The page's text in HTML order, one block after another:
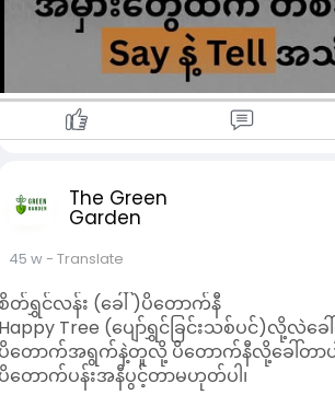
လူ" တစ်ယောက်ယောက် ပါနေရင် TELL ကိုသာ
ကွက်လပ်ရဲ့နောက်မှာ that, "..." တို့လို "ပြေ
င် SAY ကိုသာ ရွေးချယ်ပါ။
ပမာ:
told me he was busy.
ကွက်လပ်နောက်မှာ me ဆိုတဲ့ "လူ" ပါတဲ့အတွ
said that he was busy.
ကွက်လပ်နောက်မှာ that ဆိုတဲ့ "စကား" ပဲ
The Green
Garden
45 w- Translate
တ်ရွှင်လန်း (ခေါ် )ပိတောက်နီ
Tree (ပျော်ရွှင်ခြင်းသစ်ပင်)လို့လဲခေ
တောက်အရွက်နဲ့တူလို့ ပိတောက်နီလို့ခေါ်တာပ
တောက်ပန်းအနီပွင့်တာမဟုတ်ပါ၊